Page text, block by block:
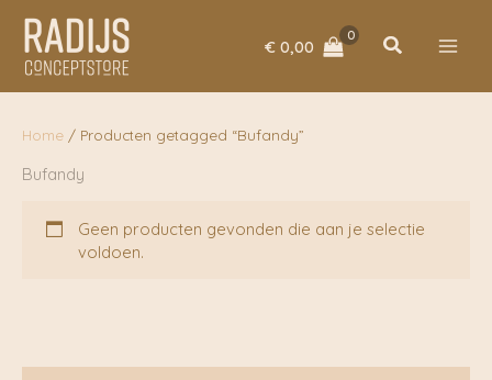
naar
inhoud
€ 0,00 Zoeken
Home / Producten getagged “Bufandy”
Bufandy
Geen producten gevonden die aan je selectie
voldoen.